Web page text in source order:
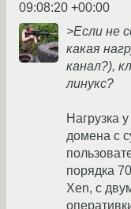
09:08:20 +00:00
>Если не
какая
канал?),
линукс?
Нагрузка
домена с
порядка
Xen, с